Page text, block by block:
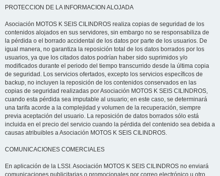
PROTECCION DE LA INFORMACION ALOJADA
Asociación MOTOS K SEIS CILINDROS realiza copias de seguridad de los
contenidos alojados en sus servidores, sin embargo no se responsabiliza de
la pérdida o el borrado accidental de los datos por parte de los usuarios. De
igual manera, no garantiza la reposición total de los datos borrados por los
usuarios, ya que los citados datos podrían haber sido suprimidos y/o
modificados durante el periodo del tiempo transcurrido desde la última copia
de seguridad. Los servicios ofertados, excepto los servicios específicos de
backup, no incluyen la reposición de los contenidos conservados en las
copias de seguridad realizadas por Asociación MOTOS K SEIS CILINDROS,
cuando esta pérdida sea imputable al usuario; en este caso, se determinará
una tarifa acorde a la complejidad y volumen de la recuperación, siempre
previa aceptación del usuario. La reposición de datos borrados sólo está
incluida en el precio del servicio cuando la pérdida del contenido sea debida a
causas atribuibles a Asociación MOTOS K SEIS CILINDROS.
COMUNICACIONES COMERCIALES
En aplicación de la LSSI. Asociación MOTOS K SEIS CILINDROS no enviará
comunicaciones publicitarias o promocionales por correo electrónico u otro